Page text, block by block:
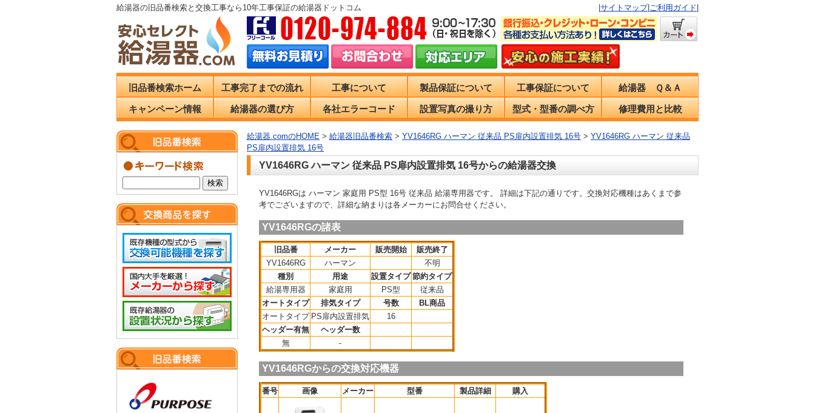
給湯器の旧品番検索と交換工事なら10年工事保証の給湯器ドットコム サイトマップ| ご利用ガイド
旧品番検索ホーム 工事完了までの流れ 工事について 製品保証について 工事保証について 給湯器 Ｑ＆Ａ
キャンペーン情報 給湯器の選び方 各社エラーコード 設置写真の撮り方 型式・型番の調べ方 修理費用と比較
給湯器.comのHOME > 給湯器旧品番検索 > YV1646RG ハーマン 従来品 PS扉内設置排気 16号 > YV1646RG ハーマン 従来品
PS扉内設置排気 16号
YV1646RG ハーマン 従来品 PS扉内設置排気 16号からの給湯器交換
YV1646RGは ハーマン 家庭用 PS型 16号 従来品 給湯専用器です。 詳細は下記の通りです。交換対応機種はあくまで参
考でございますので、詳細な納まりは各メーカーにお問合せください。
YV1646RGの諸表
旧品番 メーカー 販売開始
販売終了
YV1646RG
ハーマン
不明
種別
用途 設置タイプ 節約タイプ
給湯専用器
家庭用 PS型
従来品
オートタイプ
排気タイプ 号数
BL商品
オートタイプ PS扉内設置排気
16
ヘッダー有無
ヘッダー数
無
-
YV1646RGからの交換対応機器
番号 画像 メーカー 型番 製品詳細 購入